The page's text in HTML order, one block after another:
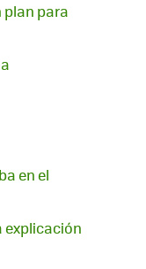
plan para
en el
explicación